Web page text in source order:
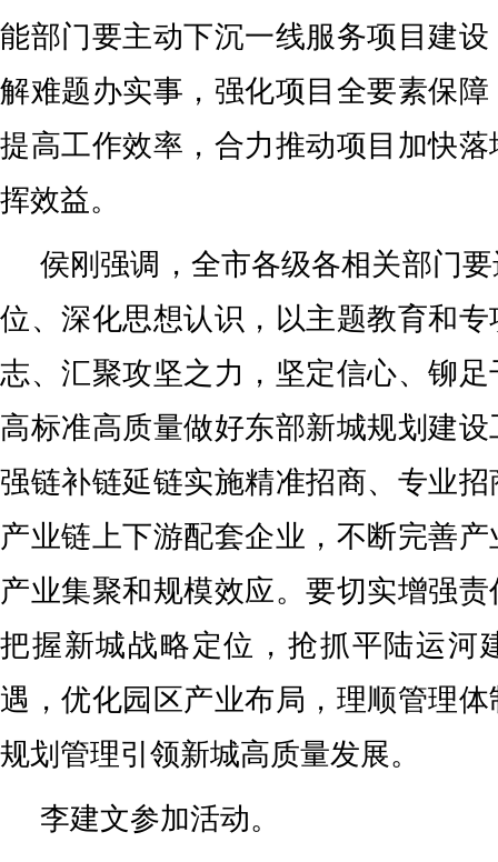
能部门要主动下沉一线服务项目建
解难题办实事，强化项目全要素保
提高工作效率，合力推动项目加快
挥效益。
侯刚强调，全市各级各相关部门
位、深化思想认识，以主题教育和
志、汇聚攻坚之力，坚定信心、铆
高标准高质量做好东部新城规划建
强链补链延链实施精准招商、专业
产业链上下游配套企业，不断完善
产业集聚和规模效应。要切实增强
把握新城战略定位，抢抓平陆运河
遇，优化园区产业布局，理顺管理
规划管理引领新城高质量发展。
李建文参加活动。